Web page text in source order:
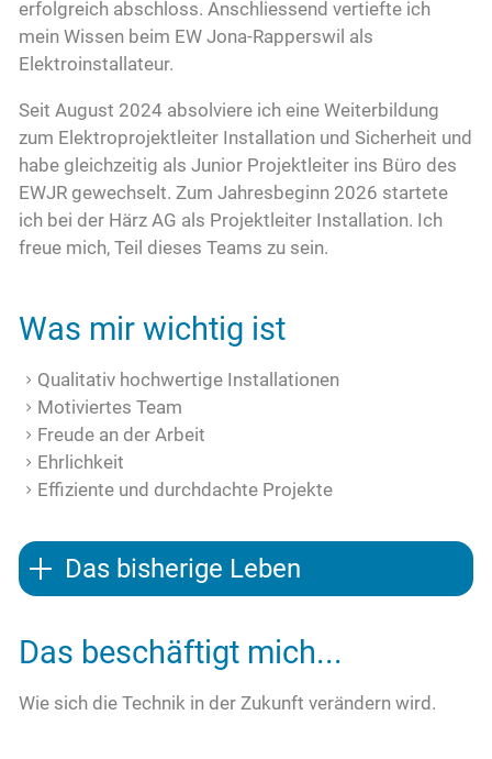
erfolgreich abschloss. Anschliessend vertiefte ich
mein Wissen beim EW Jona-Rapperswil als
Elektroinstallateur.
Seit August 2024 absolviere ich eine Weiterbildung
zum Elektroprojektleiter Installation und Sicherheit und
habe gleichzeitig als Junior Projektleiter ins Büro des
EWJR gewechselt. Zum Jahresbeginn 2026 startete
ich bei der Härz AG als Projektleiter Installation. Ich
freue mich, Teil dieses Teams zu sein.
Was mir wichtig ist
Qualitativ hochwertige Installationen
Motiviertes Team
Freude an der Arbeit
Ehrlichkeit
Effiziente und durchdachte Projekte
Das bisherige Leben
Das beschäftigt mich...
Wie sich die Technik in der Zukunft verändern wird.